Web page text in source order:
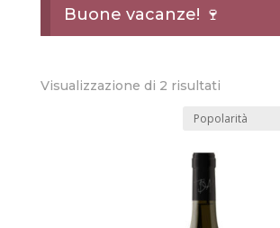
Buone vacanze! 🍷
Visualizzazione di 2 risultatiPopolarità